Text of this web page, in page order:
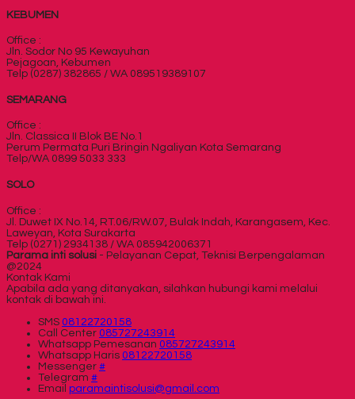
KEBUMEN
Office :
Jln. Sodor No 95 Kewayuhan
Pejagoan, Kebumen
Telp (0287) 382865 / WA 089519389107
SEMARANG
Office :
Jln. Classica II Blok BE No.1
Perum Permata Puri Bringin Ngaliyan Kota Semarang
Telp/WA 0899 5033 333
SOLO
Office :
Jl. Duwet IX No.14, RT.06/RW.07, Bulak Indah, Karangasem, Kec.
Laweyan, Kota Surakarta
Telp (0271) 2934138 / WA 085942006371
Parama inti solusi - Pelayanan Cepat, Teknisi Berpengalaman
@2024
Kontak Kami
Apabila ada yang ditanyakan, silahkan hubungi kami melalui
kontak di bawah ini.
SMS 08122720158
Call Center 085727243914
Whatsapp Pemesanan 085727243914
Whatsapp Haris 08122720158
Messenger #
Telegram #
Email paramaintisolusi@gmail.com